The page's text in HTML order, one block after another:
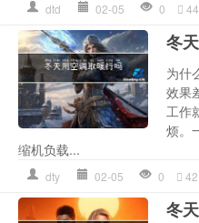
dtd 02-05 0
冬
为什
效果
工作
烦。
缩机负载...
dty 02-05 0 42
冬